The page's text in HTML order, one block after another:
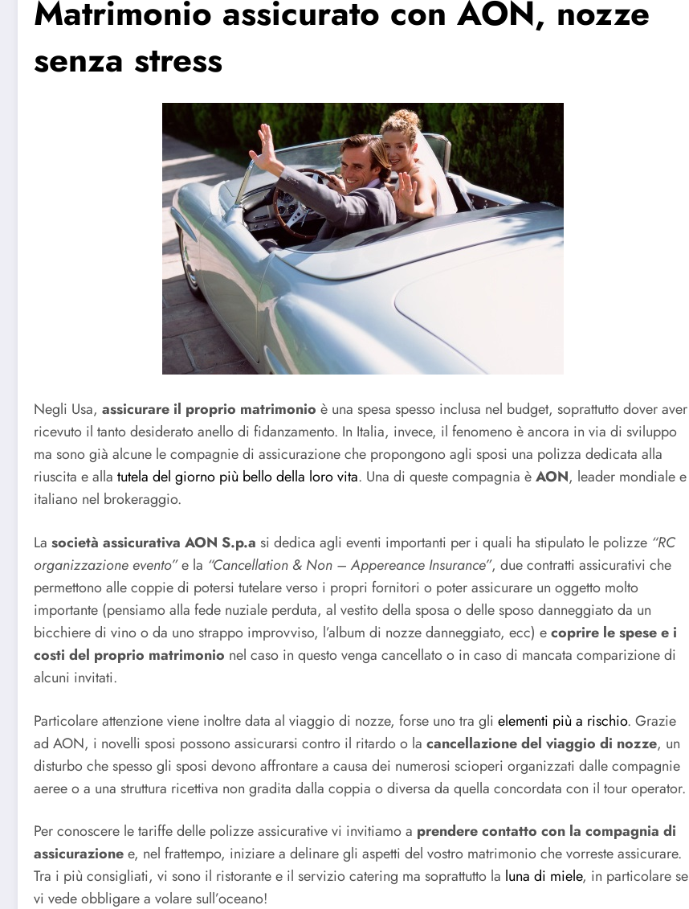
Matrimonio assicurato con AON, nozze
senza stress
Negli Usa, assicurare il proprio matrimonio è una spesa spesso inclusa nel budget, soprattutto dover aver
ricevuto il tanto desiderato anello di fidanzamento. In Italia, invece, il fenomeno è ancora in via di sviluppo
ma sono già alcune le compagnie di assicurazione che propongono agli sposi una polizza dedicata alla
riuscita e alla tutela del giorno più bello della loro vita. Una di queste compagnia èAON, leader mondiale e
italiano nel brokeraggio.
La società assicurativa AON S.p.a si dedica agli eventi importanti per i quali ha stipulato le polizze “RC
organizzazione evento”e la “Cancellation & Non – Appereance Insurance”, due contratti assicurativi che
permettono alle coppie di potersi tutelare verso i propri fornitori o poter assicurare un oggetto molto
importante (pensiamo alla fede nuziale perduta, al vestito della sposa o delle sposo danneggiato da un
bicchiere di vino o da uno strappo improvviso, l’album di nozze danneggiato, ecc) ecoprire le spese e i
costi del proprio matrimonio nel caso in questo venga cancellato o in caso di mancata comparizione di
alcuni invitati.
Particolare attenzione viene inoltre data al viaggio di nozze, forse uno tra gli elementi più a rischio. Grazie
ad AON, i novelli sposi possono assicurarsi contro il ritardo o la cancellazione del viaggio di nozze, un
disturbo che spesso gli sposi devono affrontare a causa dei numerosi scioperi organizzati dalle compagnie
aeree o a una struttura ricettiva non gradita dalla coppia o diversa da quella concordata con il tour operator.
Per conoscere le tariffe delle polizze assicurative vi invitiamo a prendere contatto con la compagnia di
assicurazionee, nel frattempo, iniziare a delinare gli aspetti del vostro matrimonio che vorreste assicurare.
Tra i più consigliati, vi sono il ristorante e il servizio catering ma soprattutto la luna di miele, in particolare se
vi vede obbligare a volare sull’oceano!